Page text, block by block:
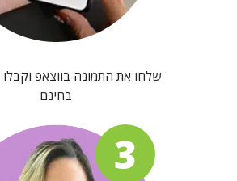
שלחו את התמונה בווצאפ וקבלו
בחינם
3